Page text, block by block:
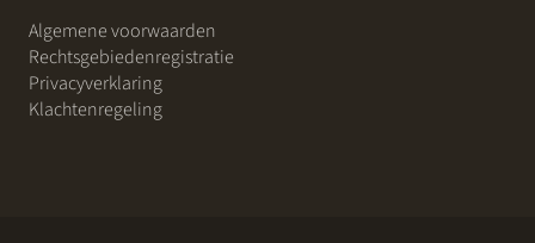
Algemene voorwaarden
Rechtsgebiedenregistratie
Privacyverklaring
Klachtenregeling